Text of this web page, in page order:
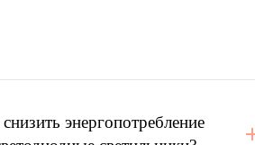
энергопотребление